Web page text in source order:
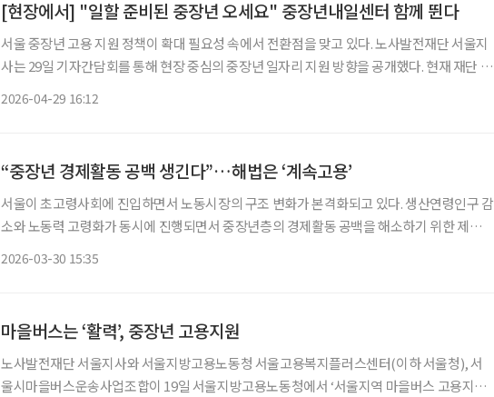
[현장에서] "일할 준비된 중장년 오세요" 중장년내일센터 함께 뛴다
서울 중장년 고용 지원 정책이 확대 필요성 속에서 전환점을 맞고 있다. 노사발전재단 서울지
사는 29일 기자간담회를 통해 현장 중심의 중장년 일자리 지원 방향을 공개했다. 현재 재단 산
2026-04-29 16:12
“중장년 경제활동 공백 생긴다”…해법은 ‘계속고용’
서울이 초고령사회에 진입하면서 노동시장의 구조 변화가 본격화되고 있다. 생산연령인구 감
소와 노동력 고령화가 동시에 진행되면서 중장년층의 경제활동 공백을 해소하기 위한 제도적
2026-03-30 15:35
마을버스는 ‘활력’, 중장년 고용지원
노사발전재단 서울지사와 서울지방고용노동청 서울고용복지플러스센터(이하 서울청), 서
울시마을버스운송사업조합이 19일 서울지방고용노동청에서 ‘서울지역 마을버스 고용지원